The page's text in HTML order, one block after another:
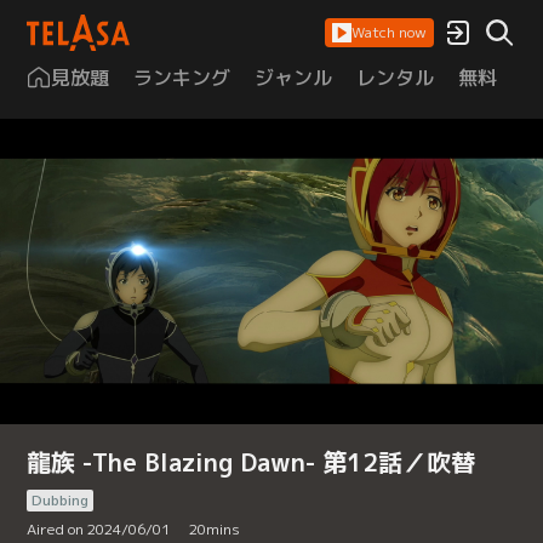
Watch now
見放題 ランキング ジャンル レンタル 無料
龍族 -The Blazing Dawn- 第12話／吹替
Dubbing
Aired on 2024/06/01
20mins